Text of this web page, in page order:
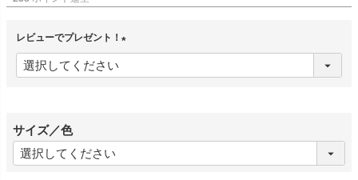
レビューでプレゼント！
必
サイズ／色